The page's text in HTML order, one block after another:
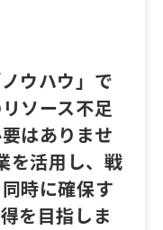
ウハウ」で
ソース不足
はありませ
を活用し、戦
時に確保す
を目指しま